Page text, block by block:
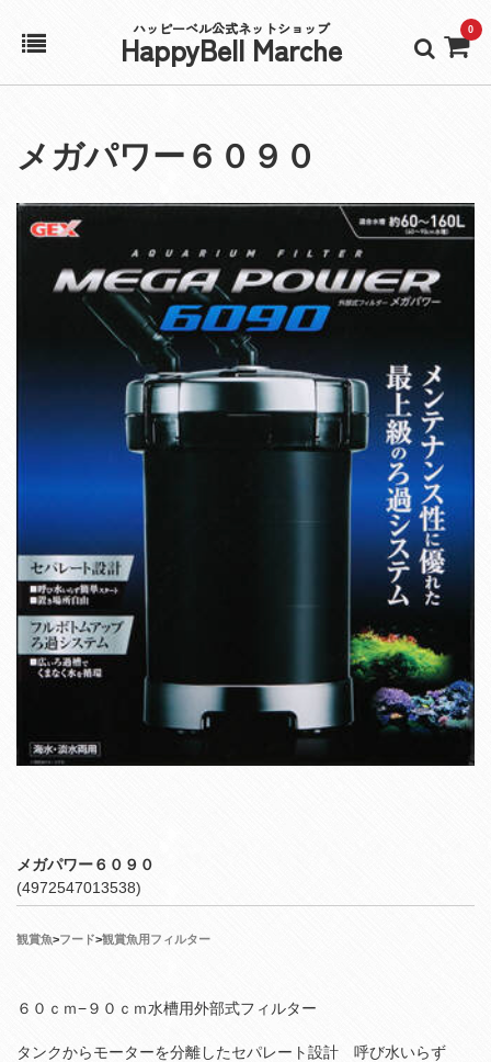
ハッピーベル公式ネットショップ
HappyBell Marche 0
アカウント
カート
メガパワー６０９０
メガパワー６０９０
(4972547013538)
観賞魚>フード>観賞魚用フィルター
６０ｃｍ−９０ｃｍ水槽用外部式フィルター
タンクからモーターを分離したセパレート設計 呼び水いらず